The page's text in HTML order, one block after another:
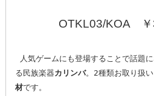
OTKL03/KOA ￥
人気ゲームにも登場することで話題
る民族楽器カリンバ。2種類お取り扱
材です。